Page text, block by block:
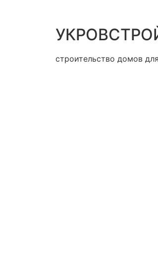
строительство домов